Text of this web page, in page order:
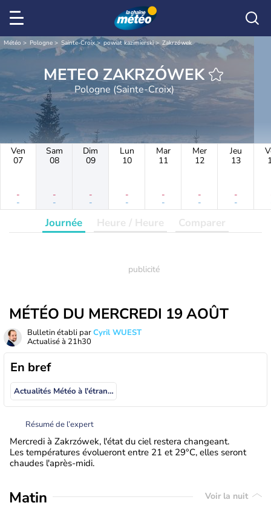
Météo Pologne Sainte-Croix powiat kazimierski Zakrzówek
METEO ZAKRZÓWEK
Pologne (Sainte-Croix)
Ven
07
-
-
Sam
08
-
-
Dim
09
-
-
Lun
10
-
-
Mar
11
-
-
Mer
12
-
-
Jeu
13
-
-
Journée Heure / Heure Comparer
MÉTÉO DU MERCREDI 19 AOÛT
Bulletin établi parCyril WUEST
Actualisé à 21h30
En bref
Actualités Météo à l'étranger
Résumé de l’expert
Mercredi à Zakrzówek, l'état du ciel restera changeant.
Les températures évolueront entre 21 et 29°C, elles seront
chaudes l'après-midi.
Matin Voir la nuit